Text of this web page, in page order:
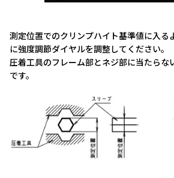
測定位置でのクリンプハイト基準値に入る
に強度調節ダイヤルを調整してください。
圧着工具のフレーム部とネジ部に当たらな
です。